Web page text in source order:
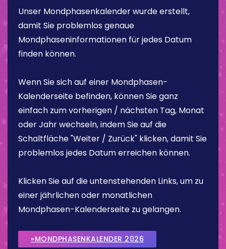
Unser Mondphasenkalender wurde erstellt,
damit Sie problemlos genaue
Mondphaseninformationen für jedes Datum
finden können.
Wenn Sie sich auf einer Mondphasen-
Kalenderseite befinden, können Sie ganz
einfach zum vorherigen / nächsten Tag, Monat
oder Jahr wechseln, indem Sie auf die
Schaltfläche "Weiter / Zurück" klicken, damit Sie
problemlos jedes Datum erreichen können.
Klicken Sie auf die untenstehenden Links, um zu
einer jährlichen oder monatlichen
Mondphasen-Kalenderseite zu gelangen.
»MONDPHASENKALENDER 2026